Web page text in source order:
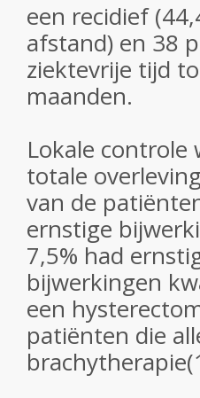
een recidief
afstand) en 38
ziektevrije tijd
maanden.
Lokale controle
totale
van de
ernstige
7,5% had
bijwerkingen
een
patiënten die